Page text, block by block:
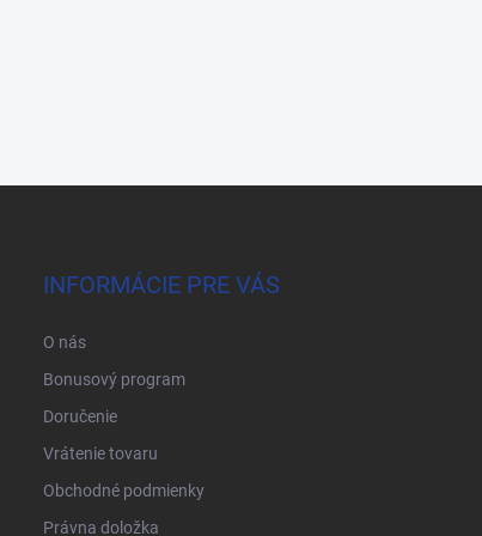
INFORMÁCIE PRE VÁS
O nás
Bonusový program
Doručenie
Vrátenie tovaru
Obchodné podmienky
Právna doložka